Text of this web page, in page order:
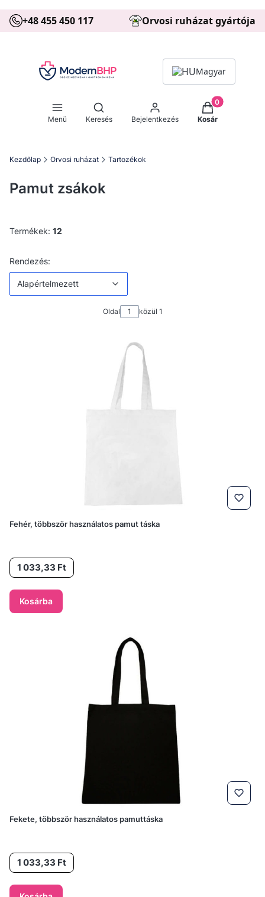
+48 455 450 117 Orvosi ruházat gyártója
Magyar
Menü
Kereső megnyitása
Keresés Bejelentkezés
Termékek a
Kosár
Kezdőlap Orvosi ruházat Tartozékok
Pamut zsákok
Termékek: 12
Termékek listája
Rendezés:
Alapértelmezett
Oldal közül 1
Fehér, többször használatos pamut táska
Ár1 033,33 Ft
Kosárba
Fekete, többször használatos pamuttáska
Ár1 033,33 Ft